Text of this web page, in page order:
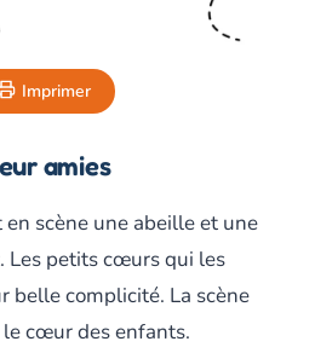
Imprimer
amies
scène une abeille et une
Les petits cœurs qui les
belle complicité. La scène
cœur des enfants.